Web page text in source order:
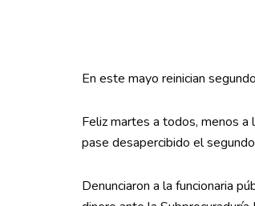
En este mayo reinician
Feliz martes a todos, menos a
pase desapercibido el
Denunciaron a la funcionaria